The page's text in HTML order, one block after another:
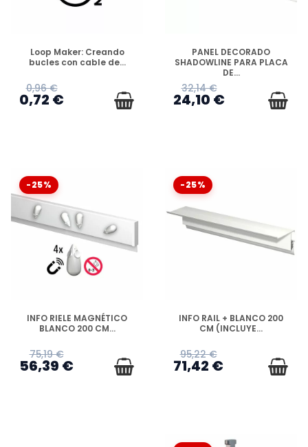
DISPONIBLE
Loop Maker: Creando
bucles con cable de...
0,96 €
0,72 €
DISPONIBLE
PANEL DECORADO
SHADOWLINE PARA PLACA
DE...
32,14 €
24,10 €
-25%
DISPONIBLE
INFO RIELE MAGNÉTICO
BLANCO 200 CM...
75,19 €
56,39 €
-25%
DISPONIBLE
INFO RAIL + BLANCO 200
CM (INCLUYE...
95,22 €
71,42 €